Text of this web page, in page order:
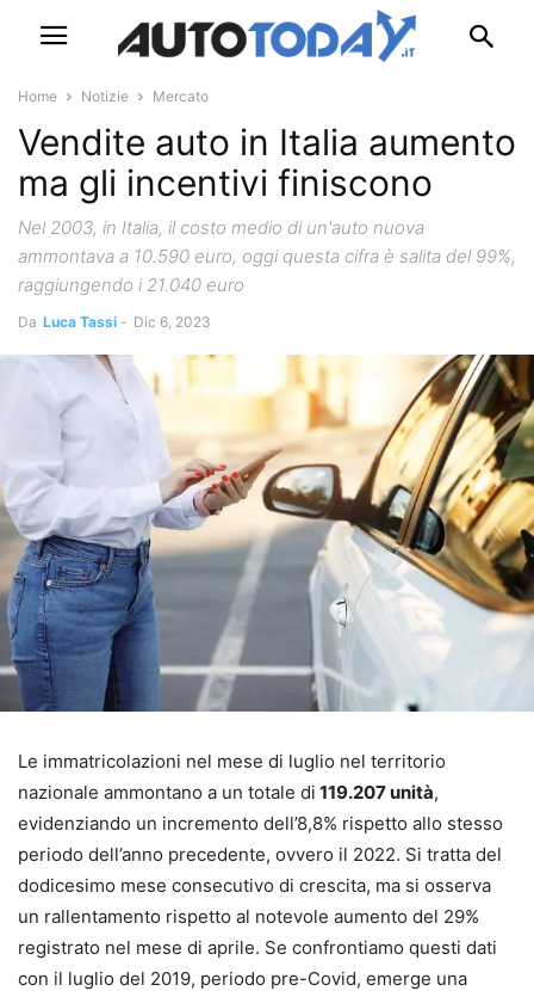
Home Notizie Mercato
Vendite auto in Italia aumento
ma gli incentivi finiscono
Nel 2003, in Italia, il costo medio di un'auto nuova
ammontava a 10.590 euro, oggi questa cifra è salita del 99%,
raggiungendo i 21.040 euro
Da Luca Tassi - Dic 6, 2023
Le immatricolazioni nel mese di luglio nel territorio
nazionale ammontano a un totale di 119.207 unità,
evidenziando un incremento dell’8,8% rispetto allo stesso
periodo dell’anno precedente, ovvero il 2022. Si tratta del
dodicesimo mese consecutivo di crescita, ma si osserva
un rallentamento rispetto al notevole aumento del 29%
registrato nel mese di aprile. Se confrontiamo questi dati
con il luglio del 2019, periodo pre-Covid, emerge una